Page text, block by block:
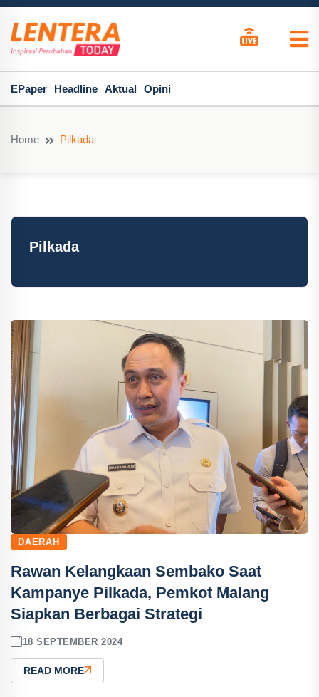
EPaper Headline Aktual Opini
Home Pilkada
Pilkada
DAERAH
Rawan Kelangkaan Sembako Saat
Kampanye Pilkada, Pemkot Malang
Siapkan Berbagai Strategi
18 SEPTEMBER 2024
READ MORE